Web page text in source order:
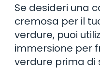
Se desideri una
cremosa per il
verdure, puoi
immersione per
verdure prima di